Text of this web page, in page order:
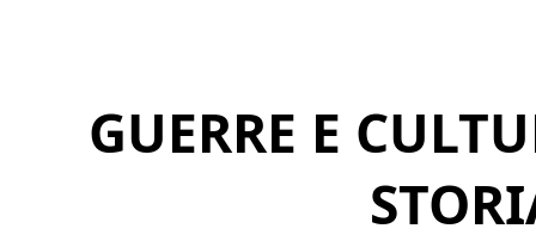
GUERRE E